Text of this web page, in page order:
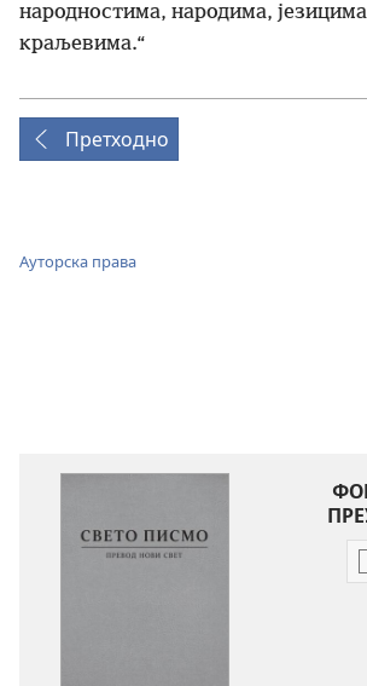
народностима, народима,
краљевима.“
Претходно
Ауторска права